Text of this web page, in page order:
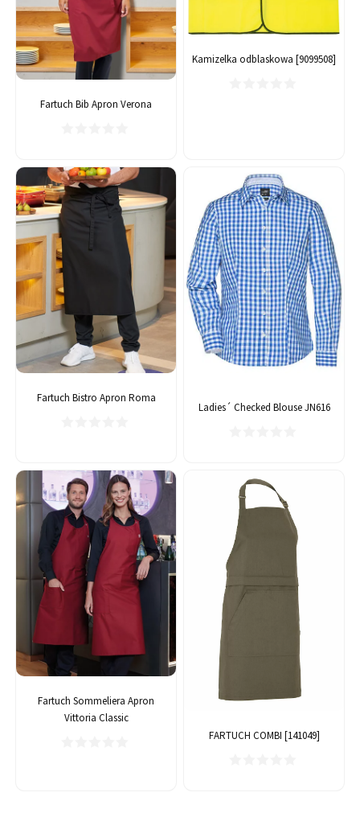
Fartuch Bib Apron Verona
Kamizelka odblaskowa [9099508]
Fartuch Bistro Apron Roma
Ladies´ Checked Blouse JN616
Fartuch Sommeliera Apron
Vittoria Classic
FARTUCH COMBI [141049]